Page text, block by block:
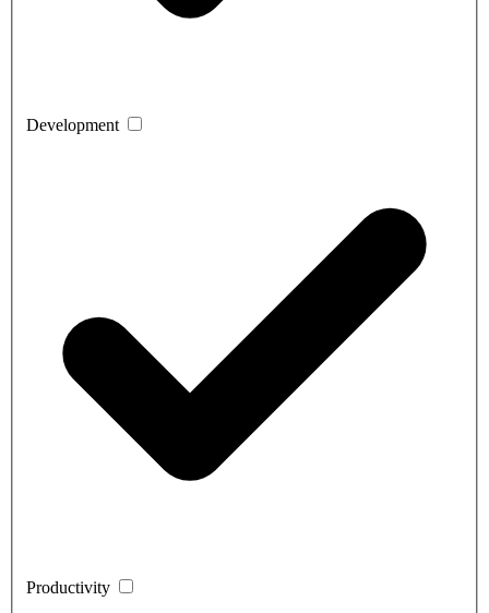
Development
Productivity